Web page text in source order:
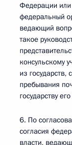
Федерации или
федеральный
ведающий
такое
консульскому
из государств,
пребывания
государству
6. По
согласия
власти,